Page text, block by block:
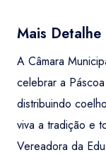
Mais Detalhe
A Câmara
celebrar a
distribuindo
viva a tradição e
Vereadora da